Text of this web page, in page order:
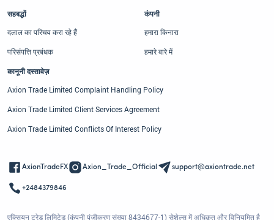
सहबद्धों
दलाल का परिचय करा रहे हैं
परिसंपत्ति प्रबंधक
कंपनी
हमारा किनारा
हमारे बारे में
कानूनी दस्तावेज़
Axion Trade Limited Complaint Handling Policy
Axion Trade Limited Client Services Agreement
Axion Trade Limited Conflicts Of Interest Policy
AxionTradeFX Axion_Trade_Official support@axiontrade.net
+2484379846
एक्सियन ट्रेड लिमिटेड (कंपनी पंजीकरण संख्या 8434677-1) सेशेल्स में अधिकृत और विनियमित है